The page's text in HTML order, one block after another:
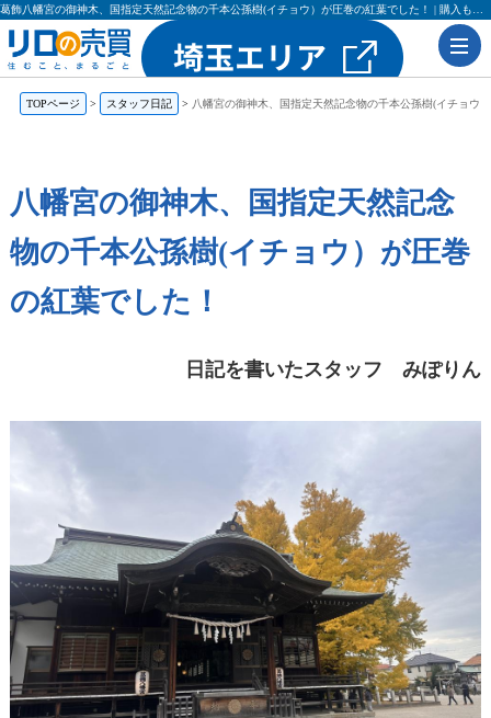
TOPページ スタッフ日記 八幡宮の御神木、国指定天然記念物の千本公孫樹(イチョウ
八幡宮の御神木、国指定天然記念
物の千本公孫樹(イチョウ）が圧巻
の紅葉でした！
日記を書いたスタッフ みぽりん